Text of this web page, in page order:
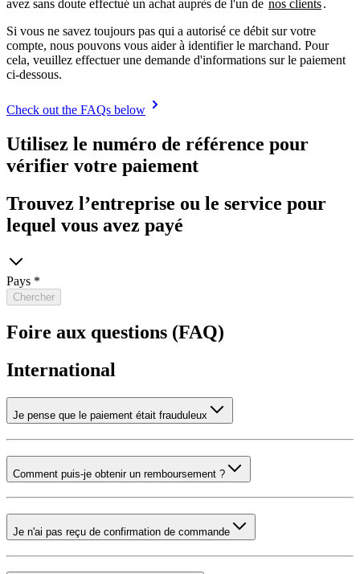
avez sans doute effectué un achat auprès de l'un de nos clients.
Si vous ne savez toujours pas qui a autorisé ce débit sur votre
compte, nous pouvons vous aider à identifier le marchand. Pour
cela, veuillez effectuer une demande d'informations sur le paiement
Check out the FAQs below
Utilisez le numéro de référence pour
vérifier votre paiement
Trouvez l’entreprise ou le service pour
lequel vous avez payé
Pays *
Chercher
Foire aux questions (FAQ)
International
Je pense que le paiement était frauduleux
Comment puis-je obtenir un remboursement ?
Je n'ai pas reçu de confirmation de commande